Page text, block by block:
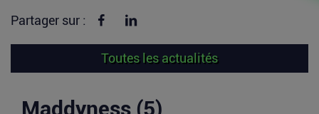
Partager sur : Partager sur Facebook
Toutes les actualités
Maddyness (5)